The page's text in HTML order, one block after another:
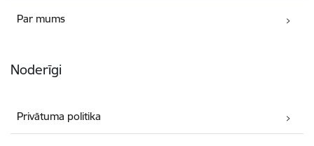
Par mums
Noderīgi
Privātuma politika